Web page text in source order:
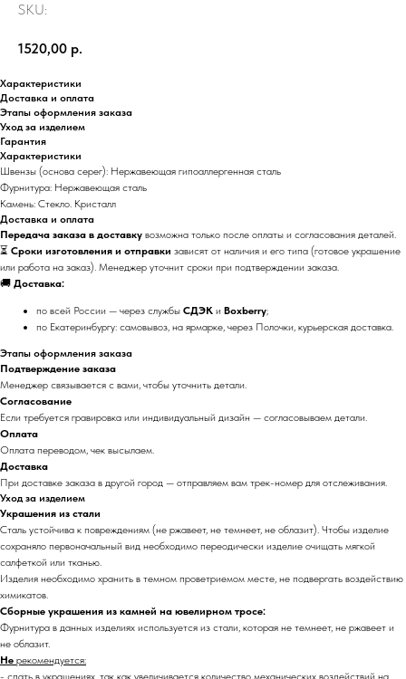
SKU:
1520,00 р.
Характеристики
Доставка и оплата
Этапы оформления заказа
Уход за изделием
Гарантия
Характеристики
Швензы (основа серег): Нержавеющая гипоаллергенная сталь
Фурнитура: Нержавеющая сталь
Камень: Cтекло. Кристалл
Доставка и оплата
Передача заказа в доставку возможна только после оплаты и согласования деталей.
⏳ Сроки изготовления и отправки зависят от наличия и его типа (готовое украшение
или работа на заказ). Менеджер уточнит сроки при подтверждении заказа.
🚚 Доставка:
по всей России — через службы СДЭК и Boxberry;
по Екатеринбургу: самовывоз, на ярмарке, через Полочки, курьерская доставка.
Этапы оформления заказа
Подтверждение заказа
Менеджер связывается с вами, чтобы уточнить детали.
Согласование
Если требуется гравировка или индивидуальный дизайн — согласовываем детали.
Оплата
Оплата переводом, чек высылаем.
Доставка
При доставке заказа в другой город — отправляем вам трек-номер для отслеживания.
Уход за изделием
Украшения из стали
Сталь устойчива к повреждениям (не ржавеет, не темнеет, не облазит). Чтобы изделие
сохраняло первоначальный вид необходимо переодически изделие очищать мягкой
салфеткой или тканью.
Изделия необходимо хранить в темном проветриемом месте, не подвергать воздействию
химикатов.
Сборные украшения из камней на ювелирном тросе:
Фурнитура в данных изделиях используется из стали, которая не темнеет, не ржавеет и
не облазит.
Не рекомендуется:
- спать в украшениях, так как увеличивается количество механических воздействий на